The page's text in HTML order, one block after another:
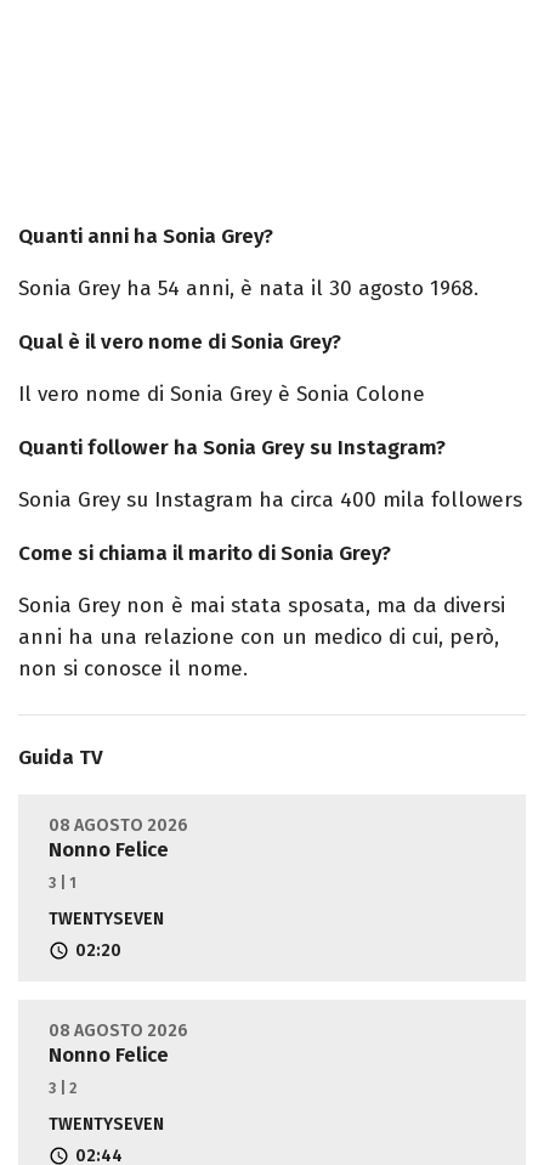
Quanti anni ha Sonia Grey?
Sonia Grey ha 54 anni, è nata il 30 agosto 1968.
Qual è il vero nome di Sonia Grey?
Il vero nome di Sonia Grey è Sonia Colone
Quanti follower ha Sonia Grey su Instagram?
Sonia Grey su Instagram ha circa 400 mila followers
Come si chiama il marito di Sonia Grey?
Sonia Grey non è mai stata sposata, ma da diversi
anni ha una relazione con un medico di cui, però,
non si conosce il nome.
Guida TV
08 AGOSTO 2026
Nonno Felice
3 | 1
TWENTYSEVEN
02:20
08 AGOSTO 2026
Nonno Felice
3 | 2
TWENTYSEVEN
02:44